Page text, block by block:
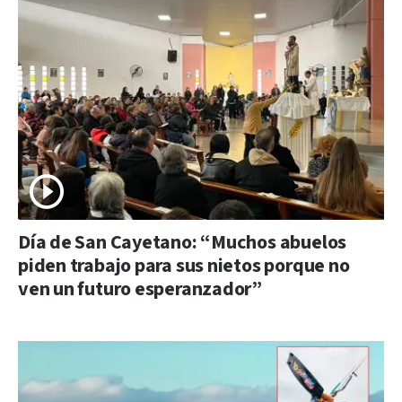
Día de San Cayetano: “Muchos abuelos
piden trabajo para sus nietos porque no
ven un futuro esperanzador”